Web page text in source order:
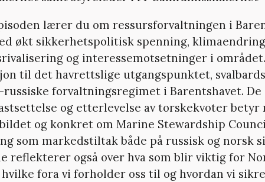
lærer du om ressursforvaltningen i
økt sikkerhetspolitisk spenning,
og interessemotsetninger i
til det havrettslige utgangspunktet,
forvaltningsregimet i Barentshavet. De
og etterlevelse av torskekvoter betyr
og konkret om Marine Stewardship
som markedstiltak både på russisk og norsk
reflekterer også over hva som blir viktig for
fora vi forholder oss til og hvordan vi